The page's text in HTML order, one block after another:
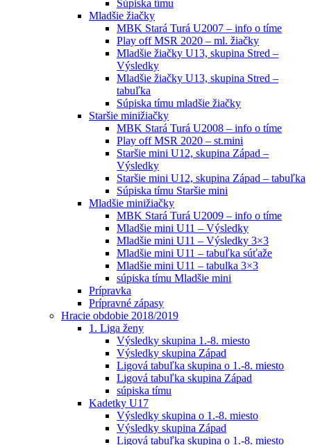
Súpiska tímu
Mladšie žiačky
MBK Stará Turá U2007 – info o tíme
Play off MSR 2020 – ml. žiačky
Mladšie žiačky U13, skupina Stred –
Výsledky
Mladšie žiačky U13, skupina Stred –
tabuľka
Súpiska tímu mladšie žiačky
Staršie minižiačky
MBK Stará Turá U2008 – info o tíme
Play off MSR 2020 – st.mini
Staršie mini U12, skupina Západ –
Výsledky
Staršie mini U12, skupina Západ – tabuľka
Súpiska tímu Staršie mini
Mladšie minižiačky
MBK Stará Turá U2009 – info o tíme
Mladšie mini U11 – Výsledky
Mladšie mini U11 – Výsledky 3×3
Mladšie mini U11 – tabuľka súťaže
Mladšie mini U11 – tabulka 3×3
súpiska tímu Mladšie mini
Prípravka
Prípravné zápasy
Hracie obdobie 2018/2019
1. Liga ženy
Výsledky skupina 1.-8. miesto
Výsledky skupina Západ
Ligová tabuľka skupina o 1.-8. miesto
Ligová tabuľka skupina Západ
súpiska tímu
Kadetky U17
Výsledky skupina o 1.-8. miesto
Výsledky skupina Západ
Ligová tabuľka skupina o 1.-8. miesto